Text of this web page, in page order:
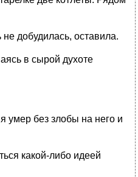
добудилась, оставила.
в сырой духоте
умер без злобы на него и
какой-либо идеей